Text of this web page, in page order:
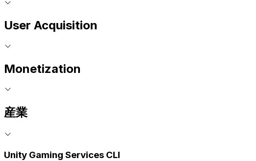
User Acquisition
Monetization
産業
Unity Gaming Services CLI